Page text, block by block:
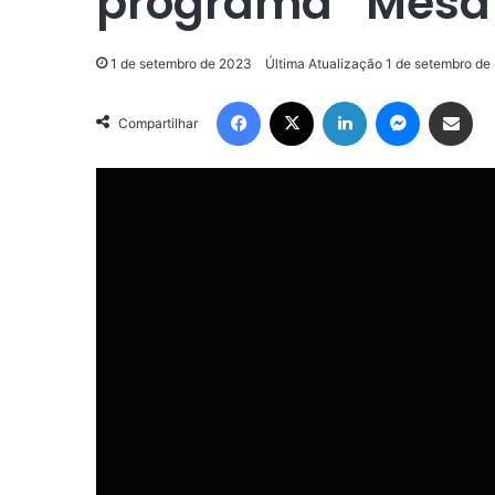
1 de setembro de 2023 Última Atualização 1 de setembro de
Compartilhar